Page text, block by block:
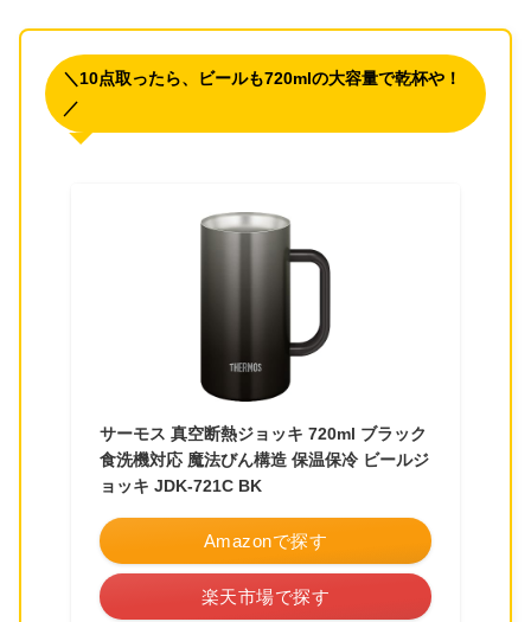
＼10点取ったら、ビールも720mlの大容量で乾杯や！
／
サーモス 真空断熱ジョッキ 720ml ブラック
食洗機対応 魔法びん構造 保温保冷 ビールジ
ョッキ JDK-721C BK
Amazonで探す
楽天市場で探す